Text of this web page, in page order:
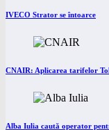
IVECO Strator se întoarce
CNAIR: Aplicarea tarifelor
Alba Iulia caută operator